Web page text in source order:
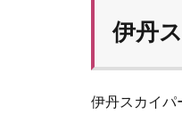
伊丹
伊丹スカイパ